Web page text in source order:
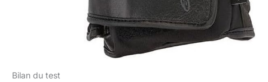
Bilan du test